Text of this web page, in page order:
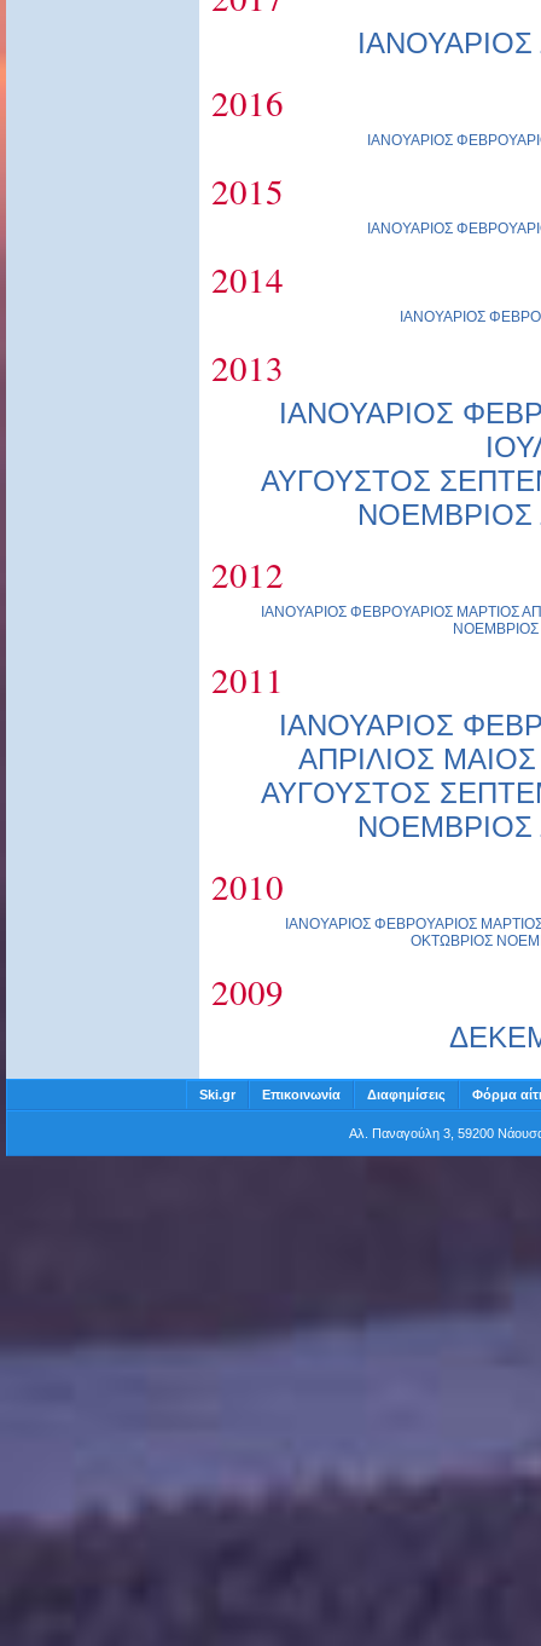
ΙΑΝΟΥΑΡΙΟΣ
2016
ΙΑΝΟΥΑΡΙΟΣ
2015
ΙΑΝΟΥΑΡΙΟΣ
2014
ΙΑΝΟΥΑΡΙΟΣ
2013
ΙΑΝΟΥΑΡΙΟΣ
ΑΥΓΟΥΣΤΟΣ
ΝΟΕΜΒΡΙΟΣ
2012
ΙΑΝΟΥΑΡΙΟΣ ΦΕΒΡΟΥΑΡΙΟΣ ΜΑΡΤΙΟΣ
ΝΟΕΜΒΡΙΟΣ
2011
ΙΑΝΟΥΑΡΙΟΣ
ΑΠΡΙΛΙΟΣ ΜΑΙΟΣ
ΑΥΓΟΥΣΤΟΣ
ΝΟΕΜΒΡΙΟΣ
2010
ΙΑΝΟΥΑΡΙΟΣ ΦΕΒΡΟΥΑΡΙΟΣ
ΟΚΤΩΒΡΙΟΣ
2009
Ski.gr Επικοινωνία Διαφημίσεις Φόρμα
Αλ. Παναγούλη 3, 59200